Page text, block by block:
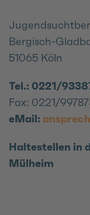
Bergisch-
51065 Köln
Tel.: 0221/
Fax: 0221/
eMail:
Haltestellen in
Mülheim